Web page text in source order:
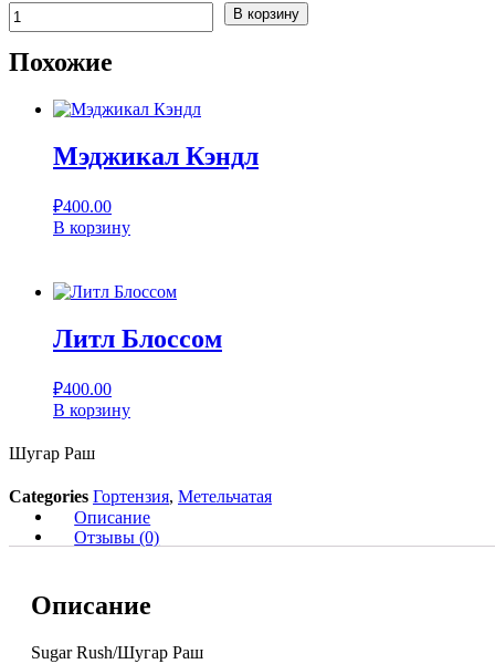
Количество
товара
Шугар
Раш
В корзину
Похожие
Мэджикал Кэндл
₽400.00
В корзину
Литл Блоссом
₽400.00
В корзину
Шугар Раш
Categories Гортензия, Метельчатая
Описание
Отзывы (0)
Описание
Sugar Rush/Шугар Раш